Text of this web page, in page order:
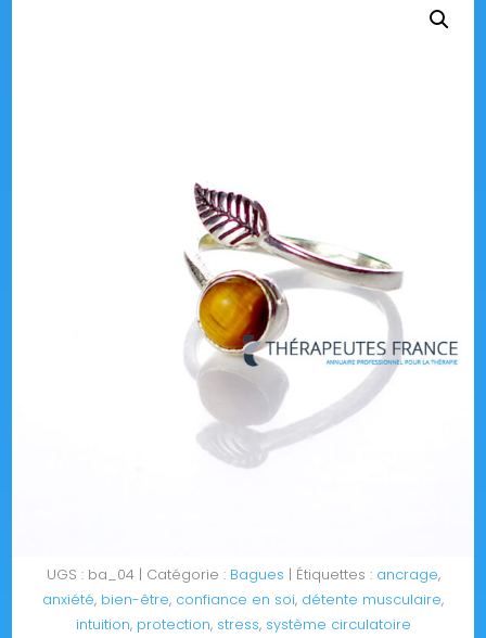
UGS : ba_04 Catégorie : Bagues Étiquettes : ancrage,
anxiété, bien-être, confiance en soi, détente musculaire,
intuition, protection, stress, système circulatoire